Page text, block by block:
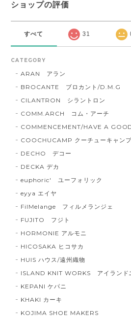
ショップの評価
すべて 31
CATEGORY
ARAN アラン
BROCANTE ブロカント/D.M.G
CILANTRON シラントロン
COMM.ARCH コム・アーチ
COMMENCEMENT/HAVE A
COOCHUCAMP クーチューキャン
DECHO デコー
DECKA デカ
euphoric' ユーフォリック
eyya エイヤ
FilMelange フィルメランジェ
FUJITO フジト
HORMONIE アルモニ
HICOSAKA ヒコサカ
HUIS ハウス/遠州織物
ISLAND KNIT WORKS アイランド
KEPANI ケパニ
KHAKI カーキ
KOJIMA SHOE MAKERS